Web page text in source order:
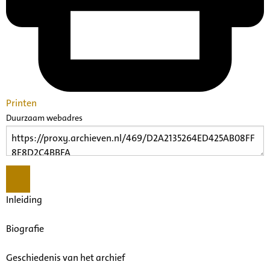
Printen
Duurzaam webadres
Inleiding
Biografie
Geschiedenis van het archief